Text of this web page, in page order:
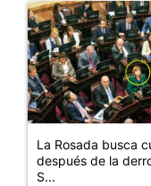
Un artículo de
La Rosada busca
después de la
S...